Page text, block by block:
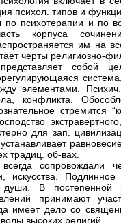
психол. типов и
по психотерапии и по
корпуса
им на
черты религиозно-
собой
элементами.
конфликта.
стремится
для зап.
традиц. об-вах.
сопровождали
искусства.
души. В постепенной
принимают
имеет дело со
высоких религий,